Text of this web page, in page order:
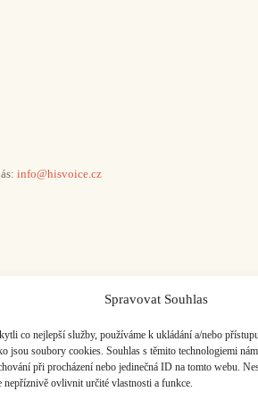
Spravovat Souhlas
co nejlepší služby, používáme k ukládání a/nebo
jsou soubory cookies. Souhlas s těmito technologiemi
při procházení nebo jedinečná ID na tomto webu.
nepříznivě ovlivnit určité vlastnosti a funkce.
info@hisvoice.cz